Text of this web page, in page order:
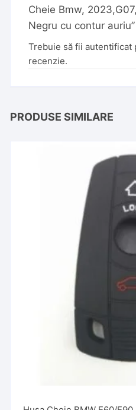
Cheie Bmw,
Negru cu contur auriu”
Trebuie să fiiautentificat
recenzie.
PRODUSE SIMILARE